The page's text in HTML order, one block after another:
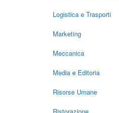
Logistica e Trasporti
Marketing
Meccanica
Media e Editoria
Risorse Umane